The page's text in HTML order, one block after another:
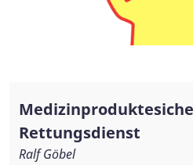
Rettungsdienst
Ralf Göbel